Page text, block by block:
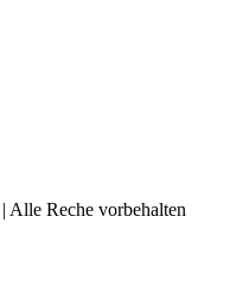
Reche vorbehalten